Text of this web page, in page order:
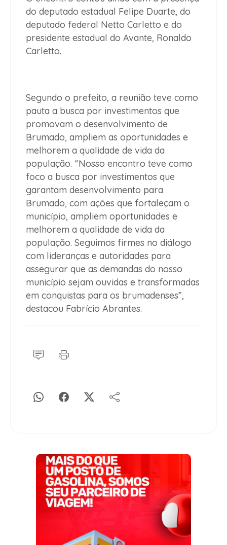
do deputado estadual Felipe Duarte, do
deputado federal Netto Carletto e do
presidente estadual do Avante, Ronaldo
Carletto.
Segundo o prefeito, a reunião teve como
pauta a busca por investimentos que
promovam o desenvolvimento de
Brumado, ampliem as oportunidades e
melhorem a qualidade de vida da
população. “Nosso encontro teve como
foco a busca por investimentos que
garantam desenvolvimento para
Brumado, com ações que fortaleçam o
município, ampliem oportunidades e
melhorem a qualidade de vida da
população. Seguimos firmes no diálogo
com lideranças e autoridades para
assegurar que as demandas do nosso
município sejam ouvidas e transformadas
em conquistas para os brumadenses”,
destacou Fabrício Abrantes.